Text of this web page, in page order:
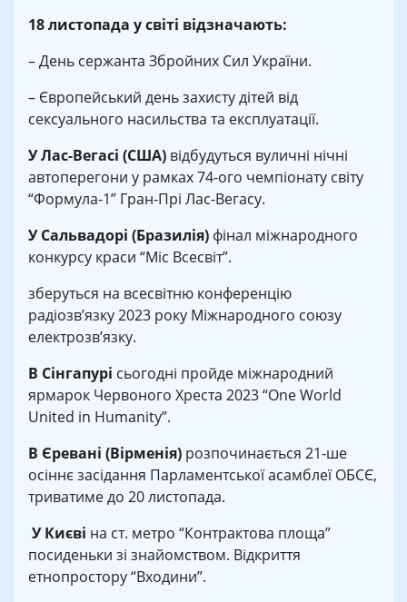
18 листопада у світі відзначають:
– День сержанта Збройних Сил України.
– Європейський день захисту дітей від
сексуального насильства та експлуатації.
У Лас-Вегасі (США) відбудуться вуличні нічні
автоперегони у рамках 74-ого чемпіонату світу
“Формула-1” Гран-Прі Лас-Вегасу.
У Сальвадорі (Бразилія) фінал міжнародного
конкурсу краси “Міс Всесвіт”.
зберуться на всесвітню конференцію
радіозв’язку 2023 року Міжнародного союзу
електрозв’язку.
В Сінгапурі сьогодні пройде міжнародний
ярмарок Червоного Хреста 2023 “One World
United in Humanity”.
В Єревані (Вірменія) розпочинається 21-ше
осіннє засідання Парламентської асамблеї ОБСЄ,
триватиме до 20 листопада.
У Києві на ст. метро “Контрактова площа”
посиденьки зі знайомством. Відкриття
етнопростору “Входини”.